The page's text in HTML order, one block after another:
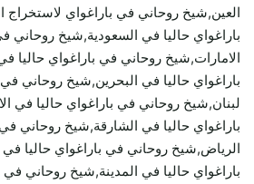
العين,شيخ روحاني في باراغواي
باراغواي حاليا في السعودية,شيخ روحاني
الامارات,شيخ روحاني في باراغواي
باراغواي حاليا في البحرين,شيخ روحاني في
لبنان,شيخ روحاني في باراغواي حاليا في
باراغواي حاليا في الشارقة,شيخ روحاني
الرياض,شيخ روحاني في باراغواي حاليا
باراغواي حاليا في المدينة,شيخ روحاني في